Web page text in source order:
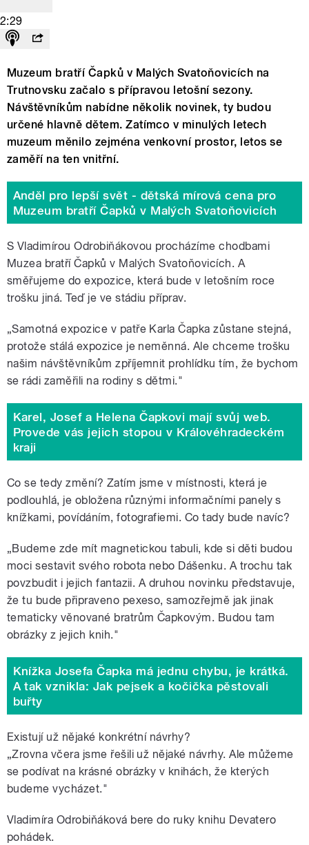
2:29
Muzeum bratří Čapků v Malých Svatoňovicích na
Trutnovsku začalo s přípravou letošní sezony.
Návštěvníkům nabídne několik novinek, ty budou
určené hlavně dětem. Zatímco v minulých letech
muzeum měnilo zejména venkovní prostor, letos se
zaměří na ten vnitřní.
Anděl pro lepší svět - dětská mírová cena pro
Muzeum bratří Čapků v Malých Svatoňovicích
S Vladimírou Odrobiňákovou procházíme chodbami
Muzea bratří Čapků v Malých Svatoňovicích. A
směřujeme do expozice, která bude v letošním roce
trošku jiná. Teď je ve stádiu příprav.
„Samotná expozice v patře Karla Čapka zůstane stejná,
protože stálá expozice je neměnná. Ale chceme trošku
našim návštěvníkům zpříjemnit prohlídku tím, že bychom
se rádi zaměřili na rodiny s dětmi."
Karel, Josef a Helena Čapkovi mají svůj web.
Provede vás jejich stopou v Královéhradeckém
kraji
Co se tedy změní? Zatím jsme v místnosti, která je
podlouhlá, je obložena různými informačními panely s
knížkami, povídáním, fotografiemi. Co tady bude navíc?
„Budeme zde mít magnetickou tabuli, kde si děti budou
moci sestavit svého robota nebo Dášenku. A trochu tak
povzbudit i jejich fantazii. A druhou novinku představuje,
že tu bude připraveno pexeso, samozřejmě jak jinak
tematicky věnované bratrům Čapkovým. Budou tam
obrázky z jejich knih."
Knížka Josefa Čapka má jednu chybu, je krátká.
A tak vznikla: Jak pejsek a kočička pěstovali
buřty
Existují už nějaké konkrétní návrhy?
„Zrovna včera jsme řešili už nějaké návrhy. Ale můžeme
se podívat na krásné obrázky v knihách, že kterých
budeme vycházet."
Vladimíra Odrobiňáková bere do ruky knihu Devatero
pohádek.